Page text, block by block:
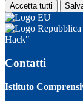
Accetta tutti
Hack"
Contatti
Istituto